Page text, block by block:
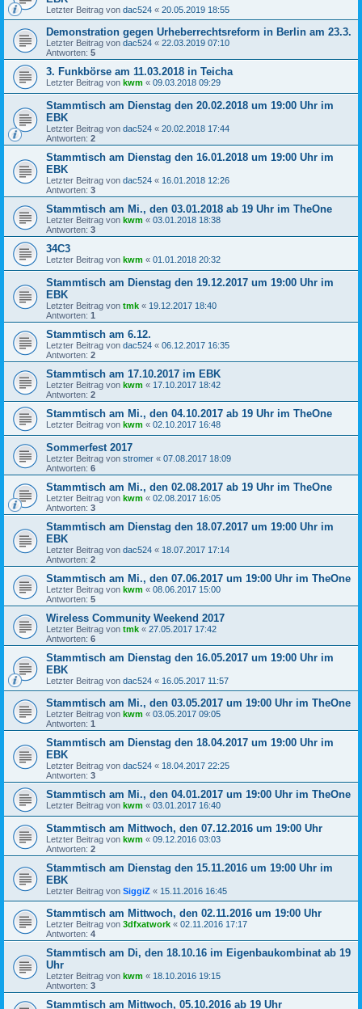
Letzter Beitrag von dac524 « 20.05.2019 18:55
Demonstration gegen Urheberrechtsreform in Berlin am 23.3.
Letzter Beitrag von dac524 « 22.03.2019 07:10
Antworten: 5
3. Funkbörse am 11.03.2018 in Teicha
Letzter Beitrag von kwm « 09.03.2018 09:29
Stammtisch am Dienstag den 20.02.2018 um 19:00 Uhr im
EBK
Letzter Beitrag von dac524 « 20.02.2018 17:44
Antworten: 2
Stammtisch am Dienstag den 16.01.2018 um 19:00 Uhr im
EBK
Letzter Beitrag von dac524 « 16.01.2018 12:26
Antworten: 3
Stammtisch am Mi., den 03.01.2018 ab 19 Uhr im TheOne
Letzter Beitrag von kwm « 03.01.2018 18:38
Antworten: 3
34C3
Letzter Beitrag von kwm « 01.01.2018 20:32
Stammtisch am Dienstag den 19.12.2017 um 19:00 Uhr im
EBK
Letzter Beitrag von tmk « 19.12.2017 18:40
Antworten: 1
Stammtisch am 6.12.
Letzter Beitrag von dac524 « 06.12.2017 16:35
Antworten: 2
Stammtisch am 17.10.2017 im EBK
Letzter Beitrag von kwm « 17.10.2017 18:42
Antworten: 2
Stammtisch am Mi., den 04.10.2017 ab 19 Uhr im TheOne
Letzter Beitrag von kwm « 02.10.2017 16:48
Sommerfest 2017
Letzter Beitrag von stromer « 07.08.2017 18:09
Antworten: 6
Stammtisch am Mi., den 02.08.2017 ab 19 Uhr im TheOne
Letzter Beitrag von kwm « 02.08.2017 16:05
Antworten: 3
Stammtisch am Dienstag den 18.07.2017 um 19:00 Uhr im
EBK
Letzter Beitrag von dac524 « 18.07.2017 17:14
Antworten: 2
Stammtisch am Mi., den 07.06.2017 um 19:00 Uhr im TheOne
Letzter Beitrag von kwm « 08.06.2017 15:00
Antworten: 5
Wireless Community Weekend 2017
Letzter Beitrag von tmk « 27.05.2017 17:42
Antworten: 6
Stammtisch am Dienstag den 16.05.2017 um 19:00 Uhr im
EBK
Letzter Beitrag von dac524 « 16.05.2017 11:57
Stammtisch am Mi., den 03.05.2017 um 19:00 Uhr im TheOne
Letzter Beitrag von kwm « 03.05.2017 09:05
Antworten: 1
Stammtisch am Dienstag den 18.04.2017 um 19:00 Uhr im
EBK
Letzter Beitrag von dac524 « 18.04.2017 22:25
Antworten: 3
Stammtisch am Mi., den 04.01.2017 um 19:00 Uhr im TheOne
Letzter Beitrag von kwm « 03.01.2017 16:40
Stammtisch am Mittwoch, den 07.12.2016 um 19:00 Uhr
Letzter Beitrag von kwm « 09.12.2016 03:03
Antworten: 2
Stammtisch am Dienstag den 15.11.2016 um 19:00 Uhr im
EBK
Letzter Beitrag von SiggiZ « 15.11.2016 16:45
Stammtisch am Mittwoch, den 02.11.2016 um 19:00 Uhr
Letzter Beitrag von 3dfxatwork « 02.11.2016 17:17
Antworten: 4
Stammtisch am Di, den 18.10.16 im Eigenbaukombinat ab 19
Uhr
Letzter Beitrag von kwm « 18.10.2016 19:15
Antworten: 3
Stammtisch am Mittwoch, 05.10.2016 ab 19 Uhr